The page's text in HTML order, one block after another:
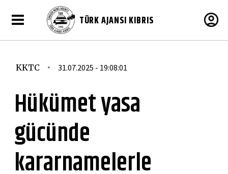
TÜRK AJANSI KIBRIS
KKTC 31.07.2025 - 19:08:01
Hükümet yasa
gücünde
kararnamelerle